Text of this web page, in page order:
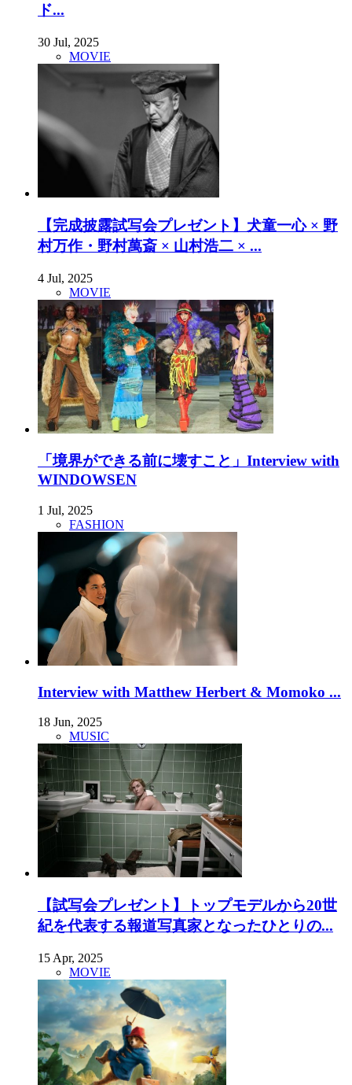
ド...
30 Jul, 2025
MOVIE
【完成披露試写会プレゼント】犬童一心 × 野
村万作・野村萬斎 × 山村浩二 × ...
4 Jul, 2025
MOVIE
「境界ができる前に壊すこと」Interview with
WINDOWSEN
1 Jul, 2025
FASHION
Interview with Matthew Herbert & Momoko ...
18 Jun, 2025
MUSIC
【試写会プレゼント】トップモデルから20世
紀を代表する報道写真家となったひとりの...
15 Apr, 2025
MOVIE